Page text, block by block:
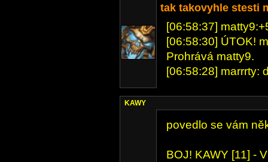
tak takovyhle stesti
[06:58:37]
[06:58:30] ÚTOK!
Prohrává matty9.
[06:58:28] marrrty:
KAWY
povedlo se vám
BOJ! KAWY [11] -